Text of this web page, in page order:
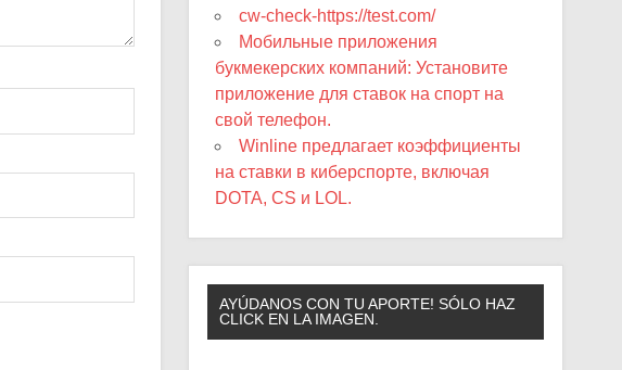
cw-check-https://test.com/
Мобильные приложения
букмекерских компаний: Установите
приложение для ставок на спорт на
свой телефон.
Winline предлагает коэффициенты
на ставки в киберспорте, включая
DOTA, CS и LOL.
AYÚDANOS CON TU APORTE! SÓLO HAZ
CLICK EN LA IMAGEN.